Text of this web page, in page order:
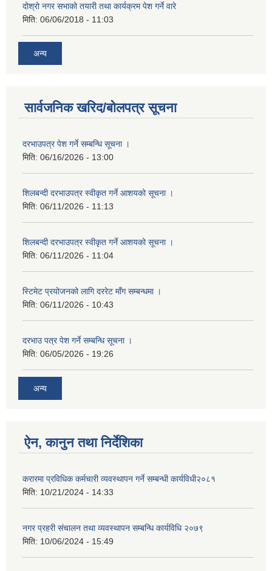
दोश्रो नगर सभाको तयारी तथा कार्यक्रम पेश गर्ने वारे
मिति: 06/06/2018 - 11:03
अन्य
सार्वजनिक खरिद/बोलपत्र सूचना
दरभाउपत्र पेश गर्ने सम्बन्धि सूचना ।
मिति: 06/16/2026 - 13:00
शिलबन्दी दरभाउपत्र स्वीकृत गर्ने आशयको सूचना ।
मिति: 06/11/2026 - 11:13
शिलबन्दी दरभाउपत्र स्वीकृत गर्ने आशयको सूचना ।
मिति: 06/11/2026 - 11:04
स्टिमेट प्रयोजनको लागि दररेट माँग सम्बन्धमा ।
मिति: 06/11/2026 - 10:43
दरभाउ पत्र पेश गर्ने सम्बन्धि सूचना ।
मिति: 06/05/2026 - 19:26
अन्य
ऐन, कानुन तथा निर्देशिका
करारमा प्रविधिक कर्मचारी व्यवस्थापन गर्ने सम्बन्धी कार्यविधी२०८१
मिति: 10/21/2024 - 14:33
नगर प्रहरी संचालन तथा व्यवस्थापन सम्बन्धि कार्यविधि २०७९
मिति: 10/06/2024 - 15:49